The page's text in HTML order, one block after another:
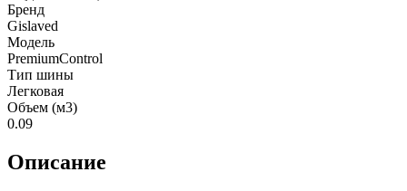
Бренд
Gislaved
Модель
PremiumControl
Тип шины
Легковая
Объем (м3)
0.09
Описание